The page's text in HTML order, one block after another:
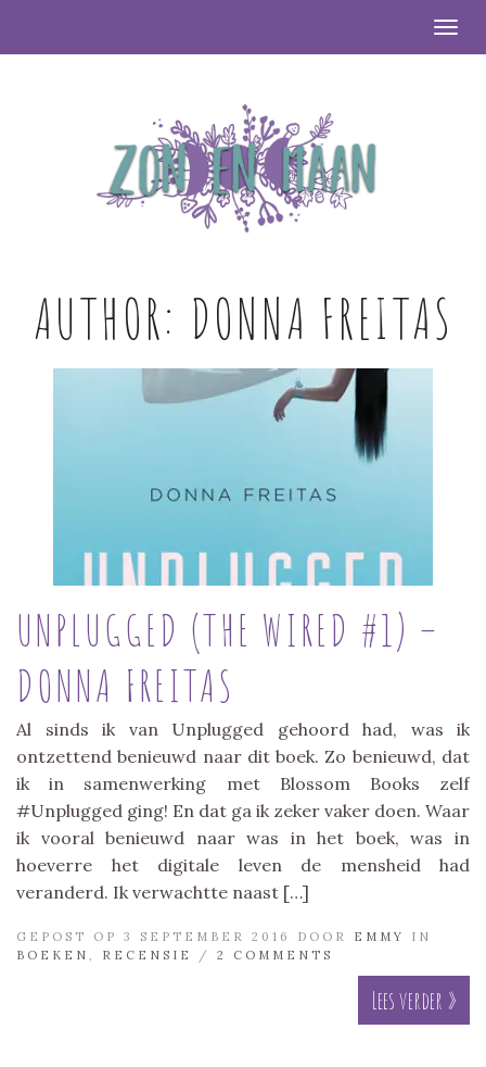
AUTHOR: DONNA FREITAS
UNPLUGGED (THE WIRED #1) –
DONNA FREITAS
Al sinds ik van Unplugged gehoord had, was ik
ontzettend benieuwd naar dit boek. Zo benieuwd, dat
ik in samenwerking met Blossom Books zelf
#Unplugged ging! En dat ga ik zeker vaker doen. Waar
ik vooral benieuwd naar was in het boek, was in
hoeverre het digitale leven de mensheid had
veranderd. Ik verwachtte naast […]
GEPOST OP 3 SEPTEMBER 2016 DOOR EMMY
IN
BOEKEN
RECENSIE / 2 COMMENTS
Lees verder »